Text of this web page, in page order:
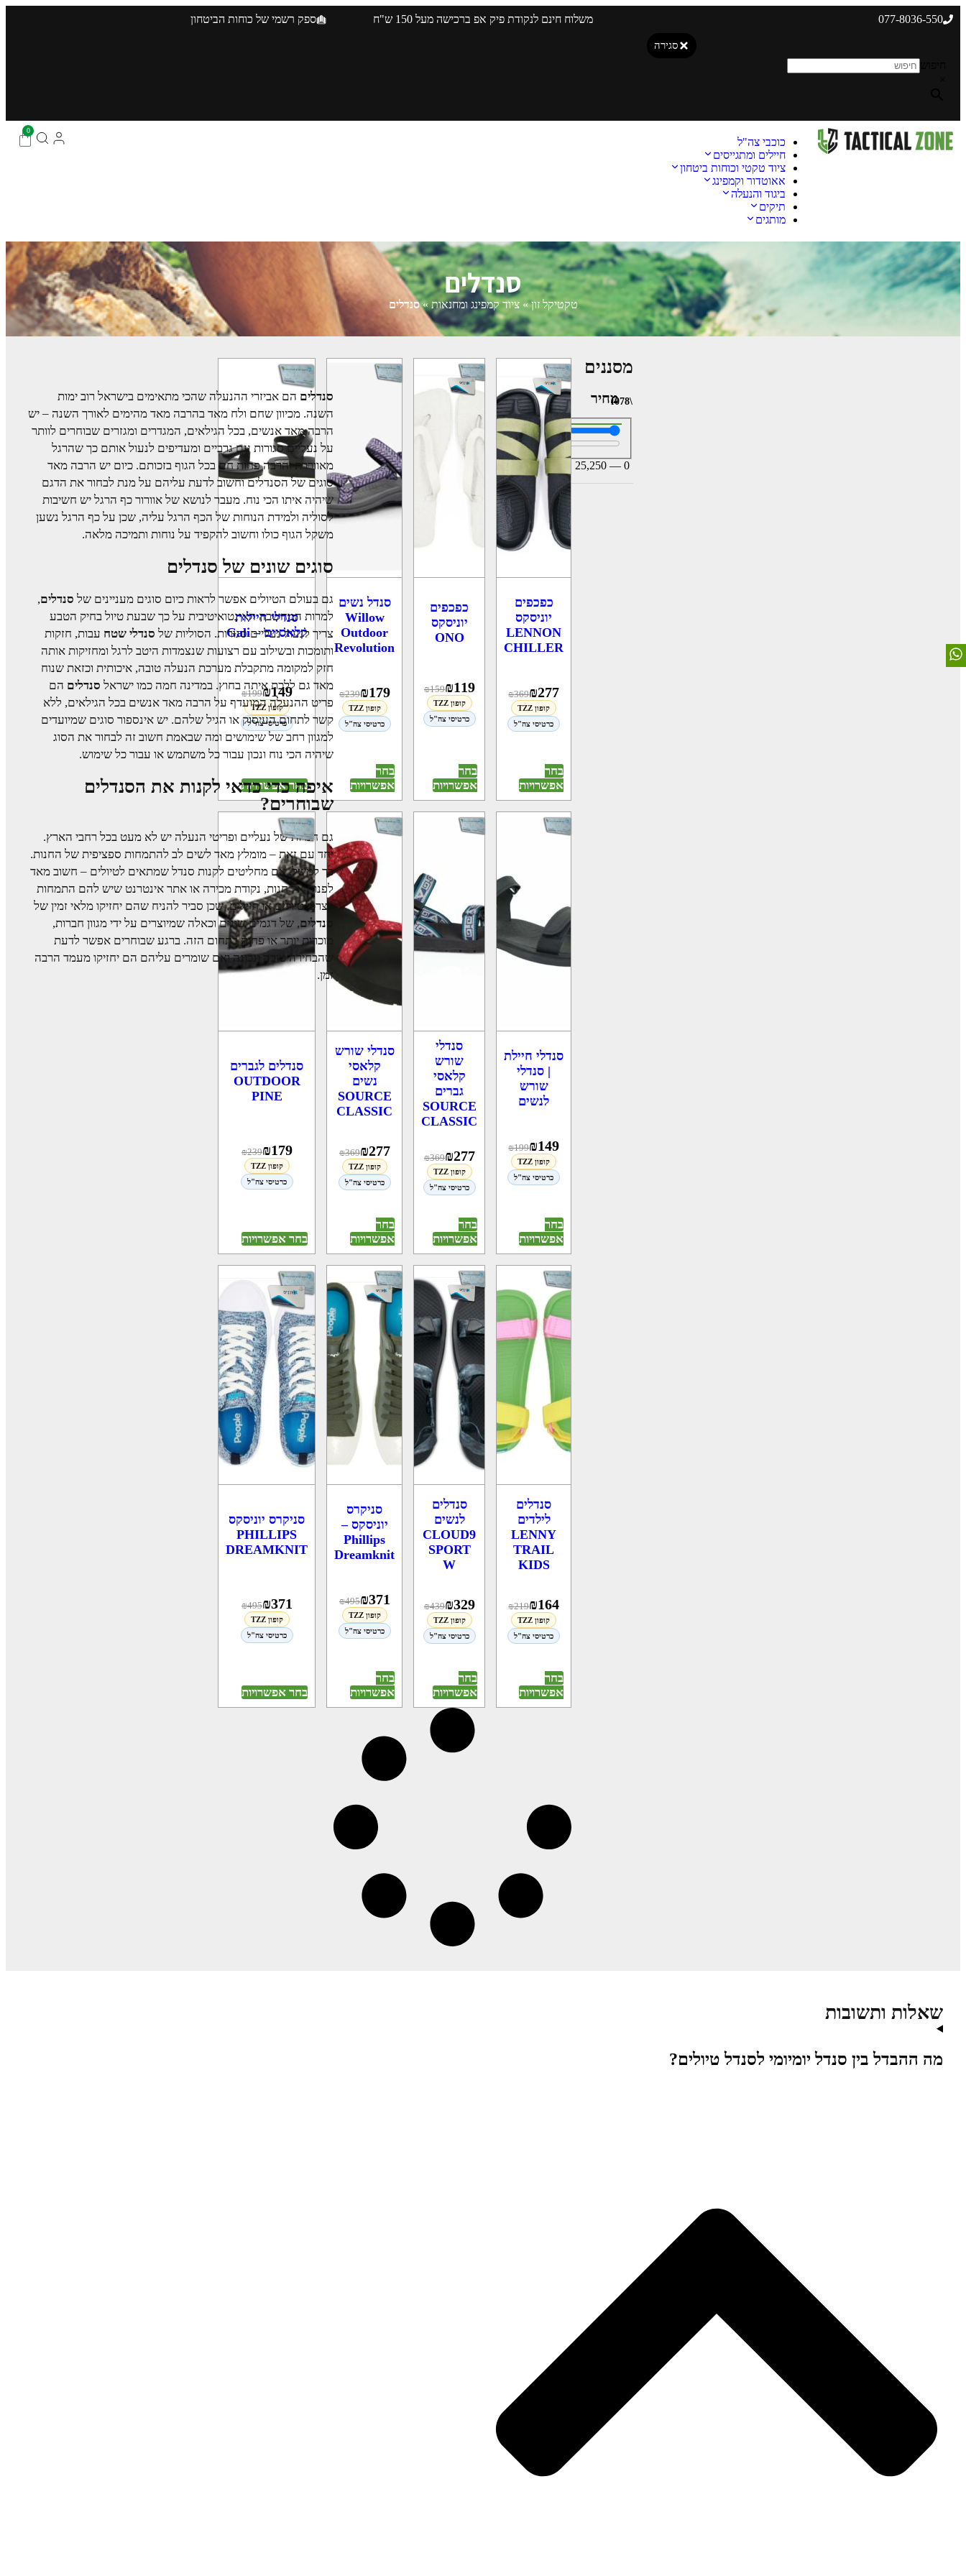
077-8036-550 משלוח חינם לנקודת פיק אפ ברכישה מעל 150 ש"ח ספק רשמי של כוחות הביטחון
סגירה
כוכבי צה"ל
חיילים ומתגייסים
ציוד טקטי וכוחות ביטחון
אאוטדור וקמפינג
ביגוד והנעלה
תיקים
מותגים
0
סנדלים
טקטיקל זון»ציוד קמפינג ומחנאות»סנדלים
מסננים
מחיר
0
—
25,250
כפכפים
יוניסקס
LENNON
CHILLER
₪277
₪369
קופון TZZ
כרטיסי צה"ל
בחר
אפשרויות
כפכפים
יוניסקס
ONO
₪119
₪159
קופון TZZ
כרטיסי צה"ל
בחר
אפשרויות
סנדל נשים
Willow
Outdoor
Revolution
₪179
₪239
קופון TZZ
כרטיסי צה"ל
בחר
אפשרויות
סנדלי חיילות
קלאסיים – Gali
₪149
₪199
קופון TZZ
כרטיסי צה"ל
בחר אפשרויות
סנדלי חיילת
| סנדלי
שורש
לנשים
₪149
₪199
קופון TZZ
כרטיסי צה"ל
בחר
אפשרויות
סנדלי
שורש
קלאסי
גברים
SOURCE
CLASSIC
₪277
₪369
קופון TZZ
כרטיסי צה"ל
בחר
אפשרויות
סנדלי שורש
קלאסי
נשים
SOURCE
CLASSIC
₪277
₪369
קופון TZZ
כרטיסי צה"ל
בחר
אפשרויות
סנדלים לגברים
OUTDOOR
PINE
₪179
₪239
קופון TZZ
כרטיסי צה"ל
בחר אפשרויות
סנדלים
לילדים
LENNY
TRAIL
KIDS
₪164
₪219
קופון TZZ
כרטיסי צה"ל
בחר
אפשרויות
סנדלים
לנשים
CLOUD9
SPORT
W
₪329
₪439
קופון TZZ
כרטיסי צה"ל
בחר
אפשרויות
סניקרס
יוניסקס –
Phillips
Dreamknit
₪371
₪495
קופון TZZ
כרטיסי צה"ל
בחר
אפשרויות
סניקרס יוניסקס
PHILLIPS
DREAMKNIT
₪371
₪495
קופון TZZ
כרטיסי צה"ל
בחר אפשרויות
סנדלים הם אביזרי ההנעלה שהכי מתאימים בישראל רוב ימות
השנה. מכיוון שחם ולח מאד בהרבה מאד מהימים לאורך השנה – יש
הרבה מאד אנשים, בכל הגילאים, המגדרים ומגזרים שבוחרים לוותר
על נעליים סגורות עם גרביים ומעדיפים לנעול אותם כך שהרגל
מאווררת והרבה פחות חם בכל הגוף בזכותם. כיום יש הרבה מאד
סוגים של הסנדלים וחשוב לדעת עליהם על מנת לבחור את הדגם
שיהיה איתו הכי נוח. מעבר לנושא של אוורור כף הרגל יש חשיבות
לסוליה ולמידת הנוחות של הכף הרגל עליה, שכן על כף הרגל נשען
משקל הגוף כולו וחשוב להקפיד על נוחות ותמיכה מלאה.
סוגים שונים של סנדלים
גם בעולם הטיולים אפשר לראות כיום סוגים מעניינים של סנדלים,
למרות המחשבה האינטואיטיבית על כך שבעת טיול בחיק הטבע
צריך לנעול נעליים סגורות. הסוליות של סנדלי שטח עבות, חזקות
ותומכות ובשילוב עם רצועות שנצמדות היטב לרגל ומחזיקות אותה
חזק למקומה מתקבלת מערכת הנעלה טובה, איכותית וכזאת שנוח
מאד גם ללכת איתה בחוץ. במדינה חמה כמו ישראל סנדלים הם
פריט ההנעלה המועדף על הרבה מאד אנשים בכל הגילאים, ללא
קשר לתחום העיסוק או הגיל שלהם. יש אינספור סוגים שמיועדים
למגוון רחב של שימושים ומה שבאמת חשוב זה לבחור את הסוג
שיהיה הכי נוח ונכון עבור כל משתמש או עבור כל שימוש.
איפה כדי כדאי לקנות את הסנדלים
שבוחרים?
גם חנויות של נעליים ופריטי הנעלה יש לא מעט בכל רחבי הארץ.
יחד עם זאת – מומלץ מאד לשים לב להתמחות ספציפית של החנות.
כך למשל, אם מחליטים לקנות סנדל שמתאים לטיולים – חשוב מאד
לפנות אל חנות, נקודת מכירה או אתר אינטרנט שיש להם התמחות
בצרכי טיולים או חיילים, שכן סביר להניח שהם יחזיקו מלאי זמין של
סנדלים, של דגמים שונים וכאלה שמיוצרים על ידי מגוון חברות,
מוכרות יותר או פחות בתחום הזה. ברגע שבוחרים אפשר לדעת
שהבחירה טובה ונכונה ואם שומרים עליהם הם יחזיקו מעמד הרבה
זמן.
שאלות ותשובות
מה ההבדל בין סנדל יומיומי לסנדל טיולים?